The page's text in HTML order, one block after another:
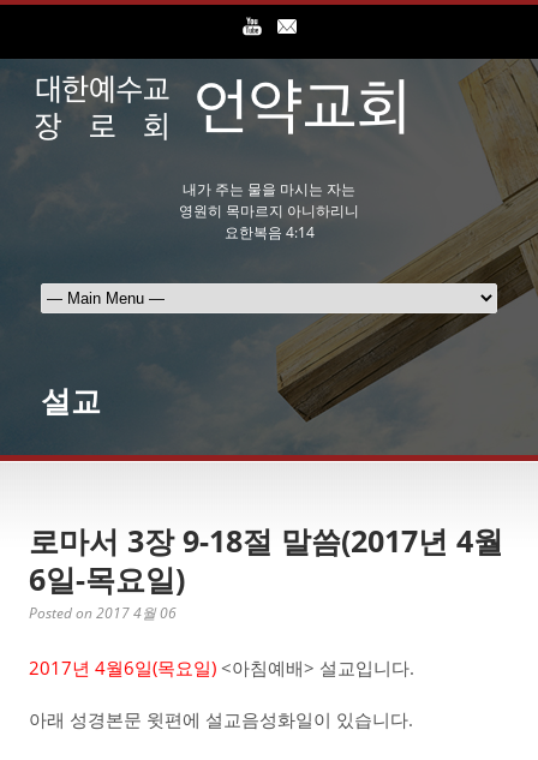
내가 주는 물을 마시는 자는
영원히 목마르지 아니하리니
요한복음 4:14
설교
로마서 3장 9-18절 말씀(2017년 4월
6일-목요일)
Posted on 2017 4월 06
2017년 4월6일(목요일) <아침예배> 설교입니다.
아래 성경본문 윗편에 설교음성화일이 있습니다.